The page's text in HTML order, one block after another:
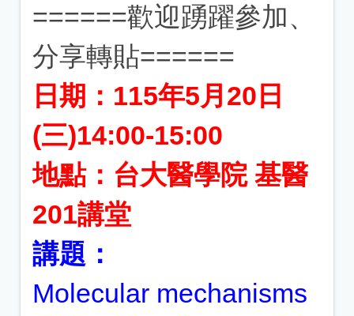
======歡迎踴躍參加、
分享轉貼======
日期：115年5月20日
(三)14:00-15:00
地點：台大醫學院 基醫
201講堂
講題：
Molecular mechanisms